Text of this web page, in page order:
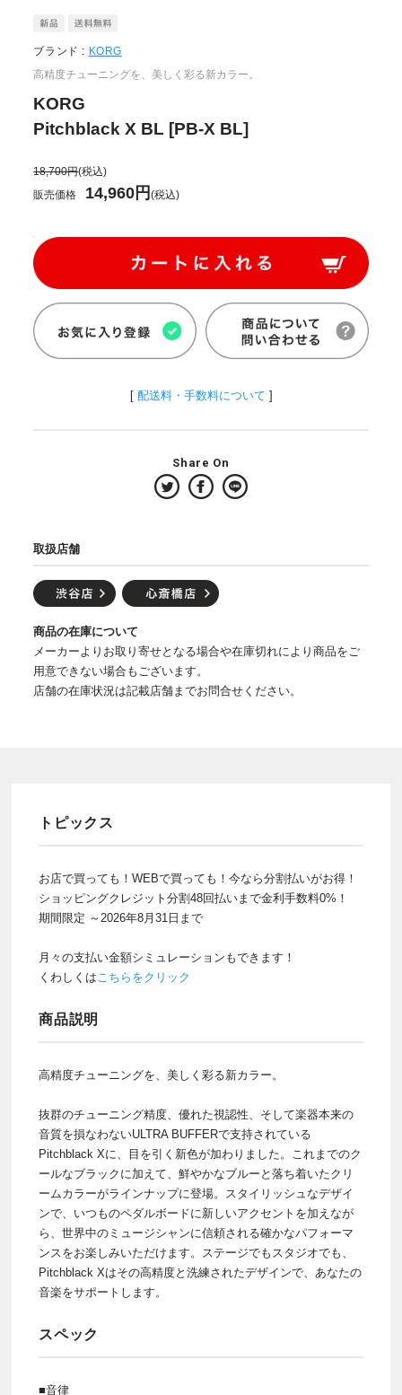
ブランド : KORG
高精度チューニングを、美しく彩る新カラー。
KORG
Pitchblack X BL [PB-X BL]
18,700円(税込)
販売価格
14,960円(税込)
[ 配送料・手数料について ]
Share On
取扱店舗
商品の在庫について
メーカーよりお取り寄せとなる場合や在庫切れにより商品をご
用意できない場合もございます。
店舗の在庫状況は記載店舗までお問合せください。
トピックス
お店で買っても！WEBで買っても！今なら分割払いがお得！
ショッピングクレジット分割48回払いまで金利手数料0%！
期間限定 ～2026年8月31日まで
月々の支払い金額シミュレーションもできます！
くわしくはこちらをクリック
商品説明
高精度チューニングを、美しく彩る新カラー。
抜群のチューニング精度、優れた視認性、そして楽器本来の
音質を損なわないULTRA BUFFERで支持されている
Pitchblack Xに、目を引く新色が加わりました。これまでのク
ールなブラックに加えて、鮮やかなブルーと落ち着いたクリ
ームカラーがラインナップに登場。スタイリッシュなデザイ
ンで、いつものペダルボードに新しいアクセントを加えなが
ら、世界中のミュージシャンに信頼される確かなパフォーマ
ンスをお楽しみいただけます。ステージでもスタジオでも、
Pitchblack Xはその高精度と洗練されたデザインで、あなたの
音楽をサポートします。
スペック
■音律